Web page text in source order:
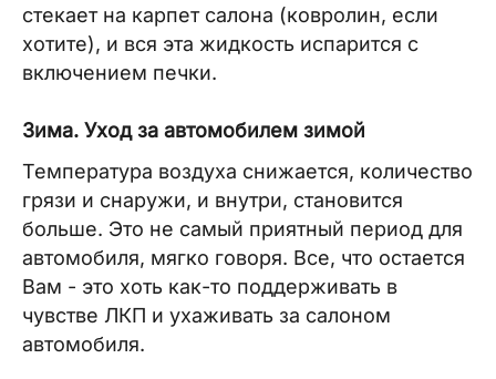
стекает на карпет салона (ковролин, если
хотите), и вся эта жидкость испарится с
включением печки.
Зима. Уход за автомобилем зимой
Температура воздуха снижается, количество
грязи и снаружи, и внутри, становится
больше. Это не самый приятный период для
автомобиля, мягко говоря. Все, что остается
Вам - это хоть как-то поддерживать в
чувстве ЛКП и ухаживать за салоном
автомобиля.